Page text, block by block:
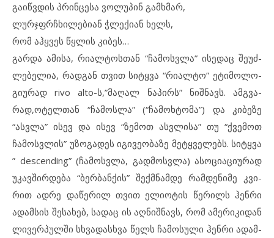
გა­იწ­ვ­დის პრინ­ცე­სა ვო­ლუ­პინ გამ­ხ­მარ,
ლურ­ჯ­ფ­რ­ჩხი­ლე­ბი­ან ჭლე­ქი­ან ხელს,
რომ აჰყ­ვეს წყლის კი­ბეს…
გარ­და ამ­ი­სა, რი­ალ­ტოს­თან “ჩა­მოს­ვ­ლა” ის­ე­დაც შე­უძ­
ლე­ბე­ლია, რად­გან თვით სიტყვა “რი­ალ­ტო” ეტ­ი­მო­ლო­
გი­უ­რად rivo alto-ს,”მა­ღალ ნა­პირს” ნიშ­ნავს. ამგ­ვა­
რად,ოტ­ელ­თან “ჩამოს­ლა” (“ჩა­მოხ­ტო­მა”) და კი­ბე­ზე
“ასვ­ლა” ის­ევ და ის­ევ “ზე­მოთ ასვ­ლი­სა” თუ “ქვე­მოთ
ჩამოს­ვ­ლის” უზ­ო­გა­დეს იგ­ი­ვე­ო­ბა­ზე მეტყ­ვე­ლებს. სიტყ­ვა
” descending” (ჩა­მოს­ვ­ლა, გად­მოსვლა) ას­ო­ცი­ა­ცი­უ­რად
უკ­ავ­შირ­დე­ბა “ბერ­ბან­ქის” შექ­მ­ნამ­დე რამ­დე­ნი­მე კვი­
რით ად­რე და­წე­რილ თვით ელ­ი­ო­ტის წე­რილს ჰენ­რი
ად­ამ­სის შე­სა­ხებ, სა­დაც ის აღ­ნიშ­ნავს, რომ ამ­ე­რი­კი­დან
ლი­ვერ­პულ­ში სხვა­დას­ხ­ვა წელს ჩა­მო­სუ­ლი ჰენ­რი ად­ამ­